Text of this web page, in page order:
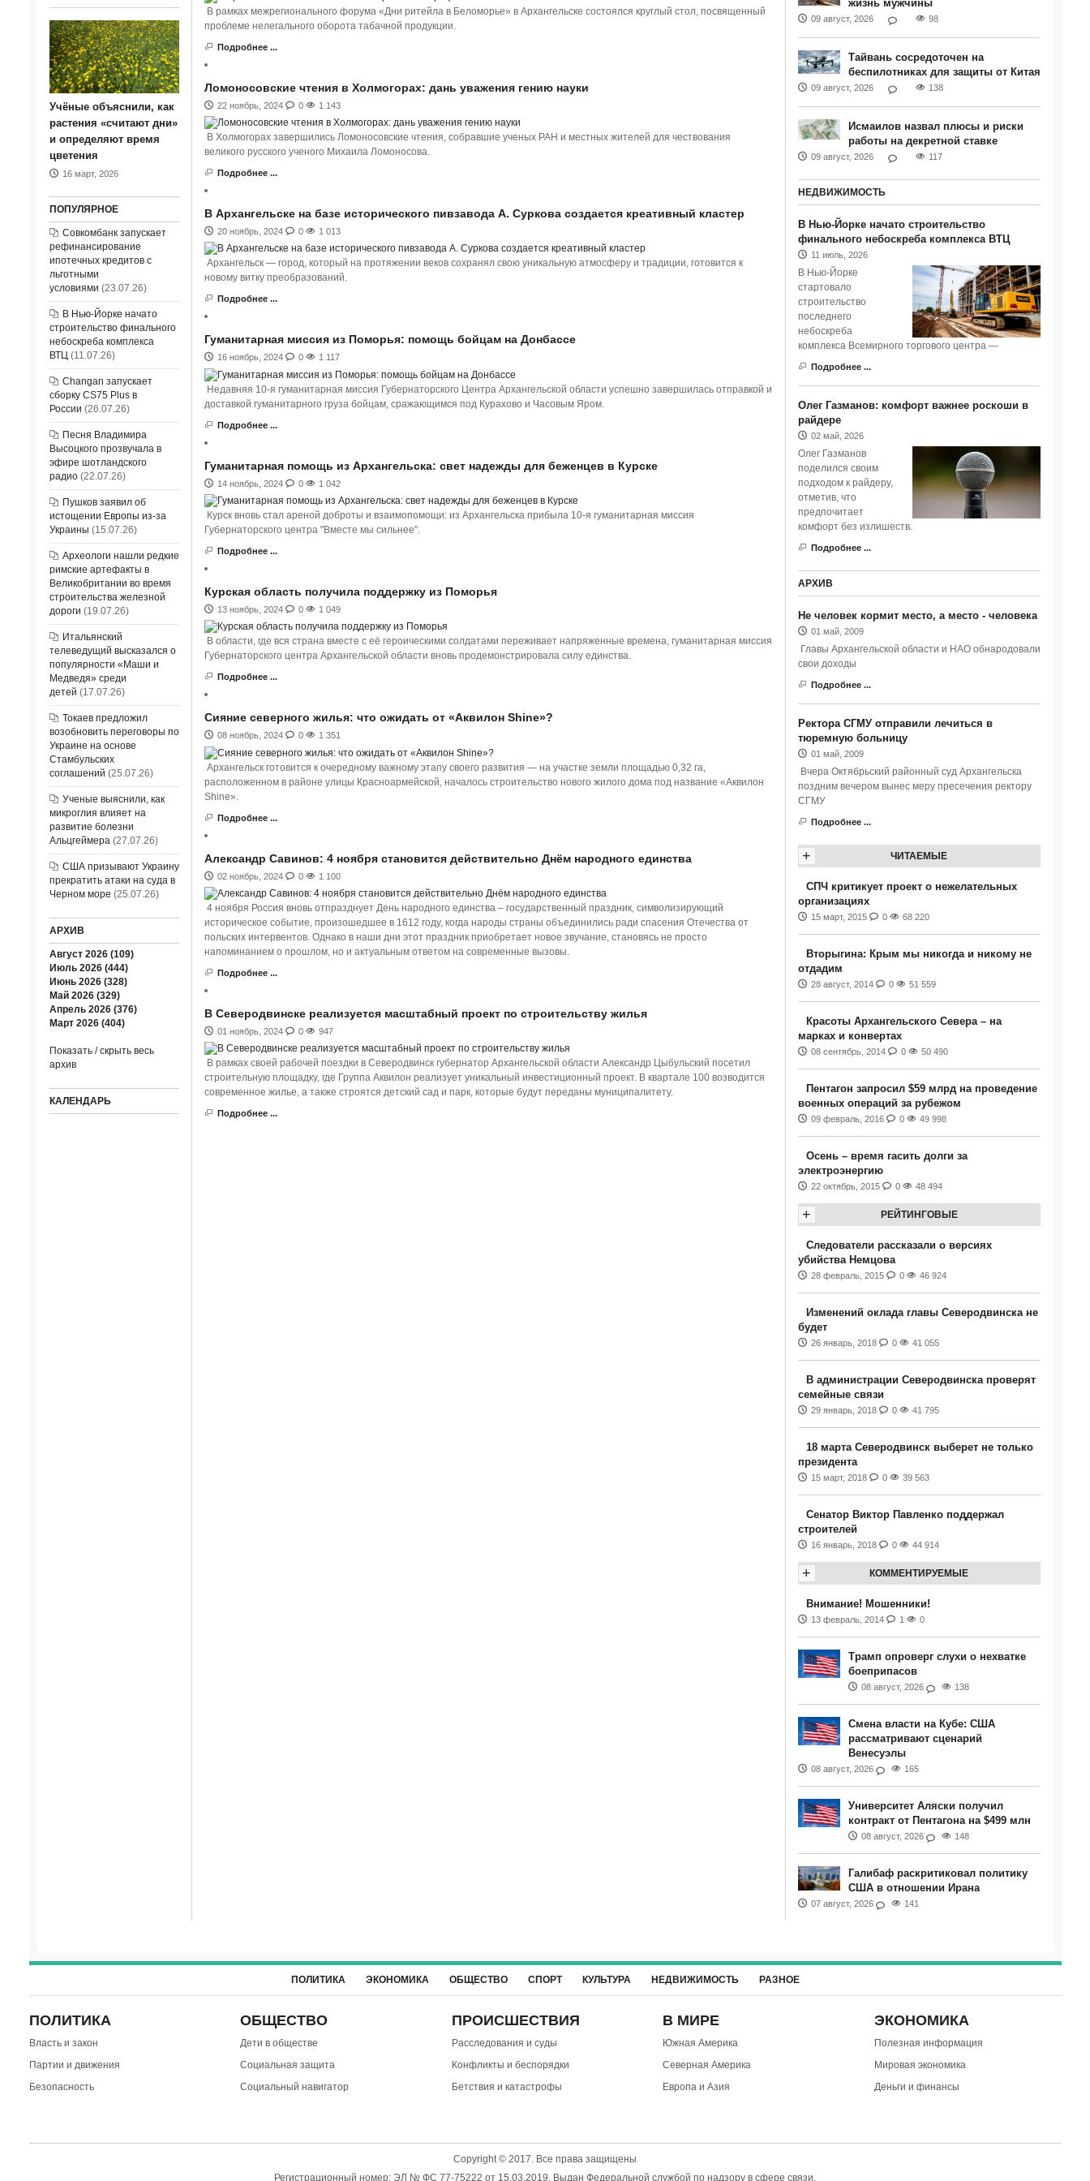
В рамках межрегионального форума «Дни ритейла в Беломорье» в Архангельске состоялся круглый стол, посвященный
проблеме нелегального оборота табачной продукции.
Подробнее ...
Ломоносовские чтения в Холмогорах: дань уважения гению науки
22 ноябрь, 2024 0 1 143
В Холмогорах завершились Ломоносовские чтения, собравшие ученых РАН и местных жителей для чествования
великого русского ученого Михаила Ломоносова.
Подробнее ...
В Архангельске на базе исторического пивзавода А. Суркова создается креативный кластер
20 ноябрь, 2024 0 1 013
Архангельск — город, который на протяжении веков сохранял свою уникальную атмосферу и традиции, готовится к
новому витку преобразований.
Подробнее ...
Гуманитарная миссия из Поморья: помощь бойцам на Донбассе
16 ноябрь, 2024 0 1 117
Недавняя 10-я гуманитарная миссия Губернаторского Центра Архангельской области успешно завершилась отправкой и
доставкой гуманитарного груза бойцам, сражающимся под Курахово и Часовым Яром.
Подробнее ...
Гуманитарная помощь из Архангельска: свет надежды для беженцев в Курске
14 ноябрь, 2024 0 1 042
Курск вновь стал ареной доброты и взаимопомощи: из Архангельска прибыла 10-я гуманитарная миссия
Губернаторского центра "Вместе мы сильнее".
Подробнее ...
Курская область получила поддержку из Поморья
13 ноябрь, 2024 0 1 049
В области, где вся страна вместе с её героическими солдатами переживает напряженные времена, гуманитарная миссия
Губернаторского центра Архангельской области вновь продемонстрировала силу единства.
Подробнее ...
Сияние северного жилья: что ожидать от «Аквилон Shine»?
08 ноябрь, 2024 0 1 351
Архангельск готовится к очередному важному этапу своего развития — на участке земли площадью 0,32 га,
расположенном в районе улицы Красноармейской, началось строительство нового жилого дома под название «Аквилон
Shine».
Подробнее ...
Александр Савинов: 4 ноября становится действительно Днём народного единства
02 ноябрь, 2024 0 1 100
4 ноября Россия вновь отпразднует День народного единства – государственный праздник, символизирующий
историческое событие, произошедшее в 1612 году, когда народы страны объединились ради спасения Отечества от
польских интервентов. Однако в наши дни этот праздник приобретает новое звучание, становясь не просто
напоминанием о прошлом, но и актуальным ответом на современные вызовы.
Подробнее ...
В Северодвинске реализуется масштабный проект по строительству жилья
01 ноябрь, 2024 0 947
В рамках своей рабочей поездки в Северодвинск губернатор Архангельской области Александр Цыбульский посетил
строительную площадку, где Группа Аквилон реализует уникальный инвестиционный проект. В квартале 100 возводится
современное жилье, а также строятся детский сад и парк, которые будут переданы муниципалитету.
Подробнее ...
жизнь мужчины
09 август, 2026 98
Тайвань сосредоточен на
беспилотниках для защиты от Китая
09 август, 2026 138
Исмаилов назвал плюсы и риски
работы на декретной ставке
09 август, 2026 117
НЕДВИЖИМОСТЬ
В Нью-Йорке начато строительство
финального небоскреба комплекса ВТЦ
11 июль, 2026
В Нью-Йорке
стартовало
строительство
последнего
небоскреба
комплекса Всемирного торгового центра —
Подробнее ...
Олег Газманов: комфорт важнее роскоши в
райдере
02 май, 2026
Олег Газманов
поделился своим
подходом к райдеру,
отметив, что
предпочитает
комфорт без излишеств.
Подробнее ...
АРХИВ
Не человек кормит место, а место - человека
01 май, 2009
Главы Архангельской области и НАО обнародовали
свои доходы
Подробнее ...
Ректора СГМУ отправили лечиться в
тюремную больницу
01 май, 2009
Вчера Октябрьский районный суд Архангельска
поздним вечером вынес меру пресечения ректору
СГМУ
Подробнее ...
ЧИТАЕМЫЕ
+
СПЧ критикует проект о нежелательных
организациях
15 март, 2015 0 68 220
Вторыгина: Крым мы никогда и никому не
отдадим
28 август, 2014 0 51 559
Красоты Архангельского Севера – на
марках и конвертах
08 сентябрь, 2014 0 50 490
Пентагон запросил $59 млрд на проведение
военных операций за рубежом
09 февраль, 2016 0 49 998
Осень – время гасить долги за
электроэнергию
22 октябрь, 2015 0 48 494
РЕЙТИНГОВЫЕ
+
Следователи рассказали о версиях
убийства Немцова
28 февраль, 2015 0 46 924
Изменений оклада главы Северодвинска не
будет
26 январь, 2018 0 41 055
В администрации Северодвинска проверят
семейные связи
29 январь, 2018 0 41 795
18 марта Северодвинск выберет не только
президента
15 март, 2018 0 39 563
Сенатор Виктор Павленко поддержал
строителей
16 январь, 2018 0 44 914
КОММЕНТИРУЕМЫЕ
+
Внимание! Мошенники!
13 февраль, 2014 1 0
Трамп опроверг слухи о нехватке
боеприпасов
08 август, 2026 138
Смена власти на Кубе: США
рассматривают сценарий
Венесуэлы
08 август, 2026 165
Университет Аляски получил
контракт от Пентагона на $499 млн
08 август, 2026 148
Галибаф раскритиковал политику
США в отношении Ирана
07 август, 2026 141
Учёные объяснили, как
растения «считают дни»
и определяют время
цветения
16 март, 2026
ПОПУЛЯРНОЕ
Совкомбанк запускает
рефинансирование
ипотечных кредитов с
льготными
условиями (23.07.26)
В Нью-Йорке начато
строительство финального
небоскреба комплекса
ВТЦ(11.07.26)
Changan запускает
сборку CS75 Plus в
России (26.07.26)
Песня Владимира
Высоцкого прозвучала в
эфире шотландского
радио(22.07.26)
Пушков заявил об
истощении Европы из-за
Украины (15.07.26)
Археологи нашли редкие
римские артефакты в
Великобритании во время
строительства железной
дороги (19.07.26)
Итальянский
телеведущий высказался о
популярности «Маши и
Медведя» среди
детей (17.07.26)
Токаев предложил
возобновить переговоры по
Украине на основе
Стамбульских
соглашений (25.07.26)
Ученые выяснили, как
микроглия влияет на
развитие болезни
Альцгеймера(27.07.26)
США призывают Украину
прекратить атаки на суда в
Черном море (25.07.26)
АРХИВ
Август 2026 (109)
Июль 2026 (444)
Июнь 2026 (328)
Май 2026 (329)
Апрель 2026 (376)
Март 2026 (404)
Показать / скрыть весь
архив
КАЛЕНДАРЬ
ПОЛИТИКА ЭКОНОМИКА ОБЩЕСТВО СПОРТ КУЛЬТУРА НЕДВИЖИМОСТЬ РАЗНОЕ
ПОЛИТИКА
Власть и закон
Партии и движения
Безопасность
ОБЩЕСТВО
Дети в обществе
Социальная защита
Социальный навигатор
ПРОИСШЕСТВИЯ
Расследования и суды
Конфликты и беспорядки
Бетствия и катастрофы
В МИРЕ
Южная Америка
Северная Америка
Европа и Азия
ЭКОНОМИКА
Полезная информация
Мировая экономика
Деньги и финансы
Copyright © 2017. Все права защищены
Регистрационный номер: ЭЛ № ФС 77-75222 от 15.03.2019. Выдан Федеральной службой по надзору в сфере связи,